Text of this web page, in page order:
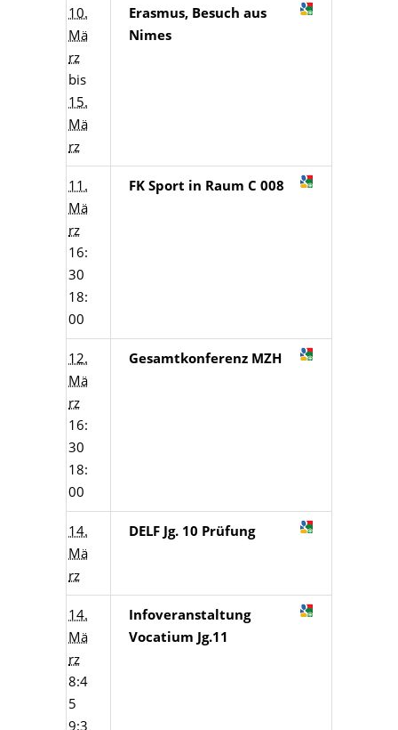
10.
Mä
rz
bis
15.
Mä
rz
Erasmus, Besuch aus
Nimes
11.
Mä
rz
16:
30
18:
00
FK Sport in Raum C 008
12.
Mä
rz
16:
30
18:
00
Gesamtkonferenz MZH
14.
Mä
rz
DELF Jg. 10 Prüfung
14.
Mä
rz
8:4
5
9:3
Infoveranstaltung
Vocatium Jg.11